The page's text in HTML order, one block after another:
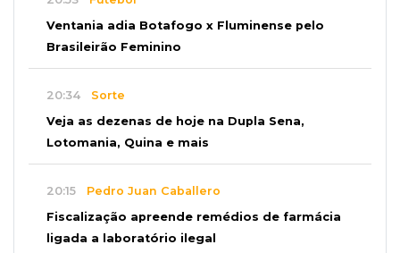
Ventania adia Botafogo x Fluminense pelo
Brasileirão Feminino
20:34 Sorte
Veja as dezenas de hoje na Dupla Sena,
Lotomania, Quina e mais
20:15 Pedro Juan Caballero
Fiscalização apreende remédios de farmácia
ligada a laboratório ilegal